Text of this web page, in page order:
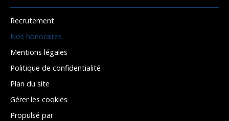
Recrutement
Nos honoraires
Mentions légales
Politique de confidentialité
Plan du site
Gérer les cookies
Propulsé par